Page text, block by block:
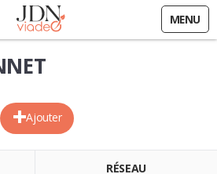
MENU
Ajouter
RÉSEAU